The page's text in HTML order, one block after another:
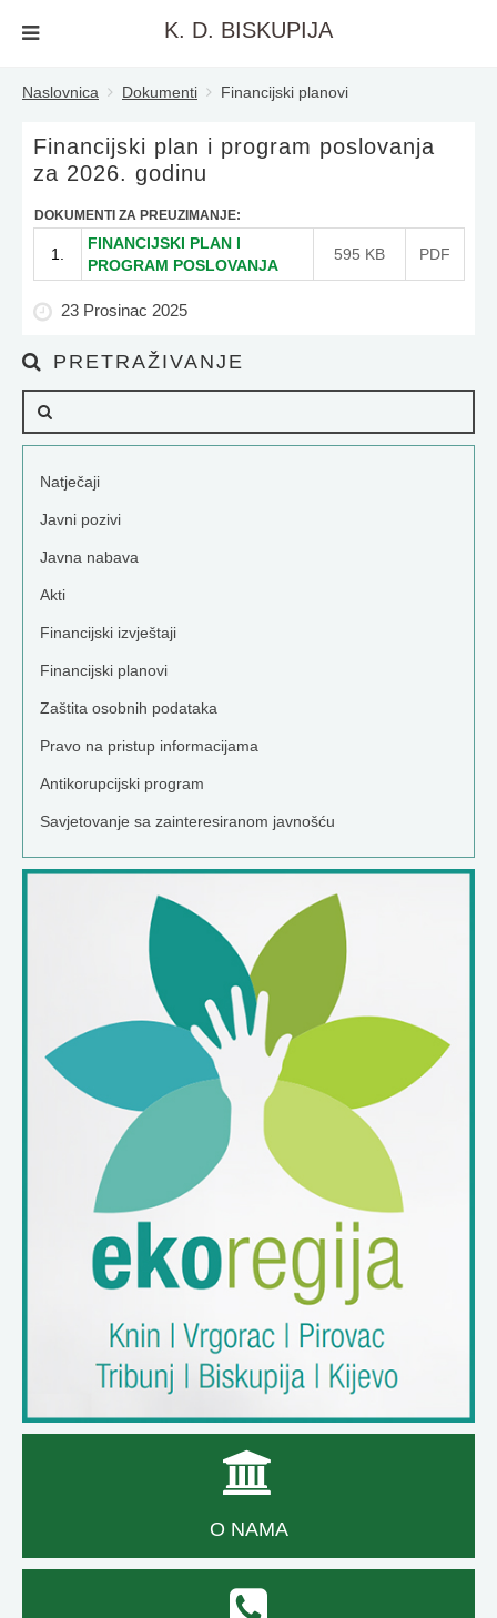
K. D. BISKUPIJA
Naslovnica Dokumenti Financijski planovi
Financijski plan i program poslovanja
za 2026. godinu
DOKUMENTI ZA PREUZIMANJE:
1.
FINANCIJSKI PLAN I
PROGRAM POSLOVANJA
595 KB PDF
23 Prosinac 2025
PRETRAŽIVANJE
Natječaji
Javni pozivi
Javna nabava
Akti
Financijski izvještaji
Financijski planovi
Zaštita osobnih podataka
Pravo na pristup informacijama
Antikorupcijski program
Savjetovanje sa zainteresiranom javnošću
O NAMA